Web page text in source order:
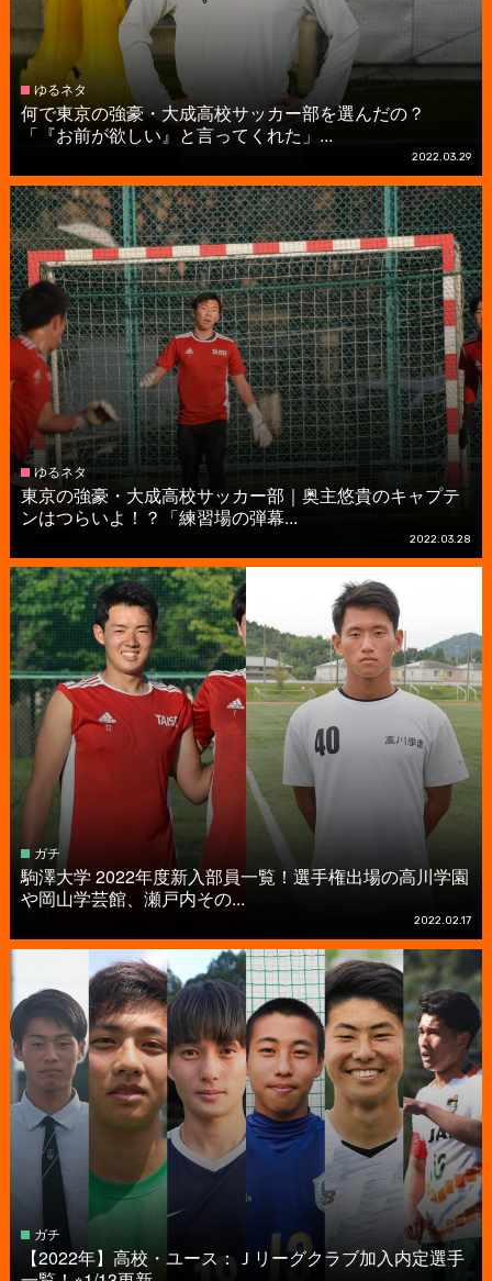
ゆるネタ
何で東京の強豪・大成高校サッカー部を選んだの？
「『お前が欲しい』と言ってくれた」...
2022.03.29
ゆるネタ
東京の強豪・大成高校サッカー部｜奥主悠貴のキャプテ
ンはつらいよ！？「練習場の弾幕...
2022.03.28
ガチ
駒澤大学 2022年度新入部員一覧！選手権出場の高川学園
や岡山学芸館、瀬戸内その...
2022.02.17
ガチ
【2022年】高校・ユース：Ｊリーグクラブ加入内定選手